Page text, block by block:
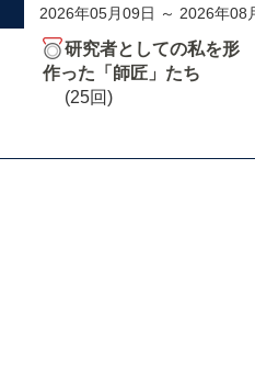
2026年05月09日 ～ 2026年08
研究者としての私を形
作った「師匠」たち
(25回)